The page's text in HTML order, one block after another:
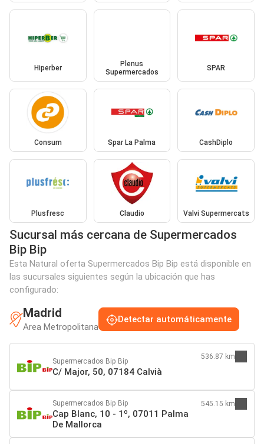
Hiperber
Plenus
Supermercados
SPAR
Consum Spar La Palma CashDiplo
Plusfresc Claudio Valvi Supermercats
Sucursal más cercana de Supermercados
Bip Bip
Esta Natural oferta Supermercados Bip Bip está disponible en
las sucursales siguientes según la ubicación que has
configurado:
Madrid
Area Metropolitana
Detectar automáticamente
Supermercados Bip Bip
C/ Major, 50, 07184 Calvià
536.87 km
Supermercados Bip Bip
Cap Blanc, 10 - 1º, 07011 Palma
De Mallorca
545.15 km